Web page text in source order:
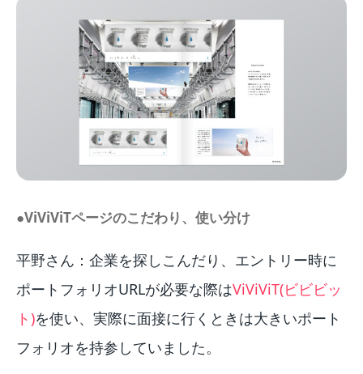
●ViViViTページのこだわり、使い分け
平野さん：企業を探しこんだり、エントリー時に
ポートフォリオURLが必要な際はViViViT(ビビビッ
ト)を使い、実際に面接に行くときは大きいポート
フォリオを持参していました。